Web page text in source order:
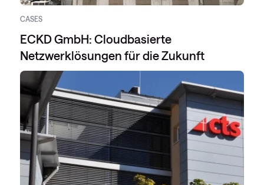
CASES
ECKD GmbH: Cloudbasierte
Netzwerklösungen für die Zukunft